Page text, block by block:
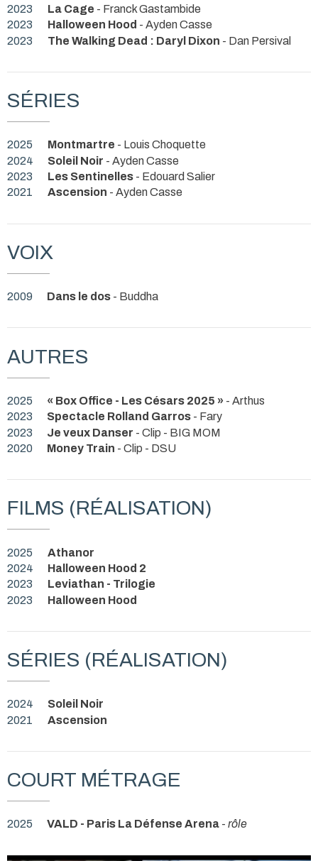
2023
La Cage - Franck Gastambide
2023
Halloween Hood - Ayden Casse
2023
The Walking Dead : Daryl Dixon - Dan Persival
SÉRIES
2025 Montmartre - Louis Choquette
2024
Soleil Noir - Ayden Casse
2023
Les Sentinelles - Edouard Salier
2021
Ascension - Ayden Casse
VOIX
2009 Dans le dos - Buddha
AUTRES
2025 « Box Office - Les Césars 2025 » - Arthus
2023
Spectacle Rolland Garros - Fary
2023
Je veux Danser - Clip - BIG MOM
2020
Money Train - Clip - DSU
FILMS (RÉALISATION)
2025
Athanor
2024
Halloween Hood 2
2023
Leviathan - Trilogie
2023
Halloween Hood
SÉRIES (RÉALISATION)
2024
Soleil Noir
2021
Ascension
COURT MÉTRAGE
2025 VALD - Paris La Défense Arena - rôle